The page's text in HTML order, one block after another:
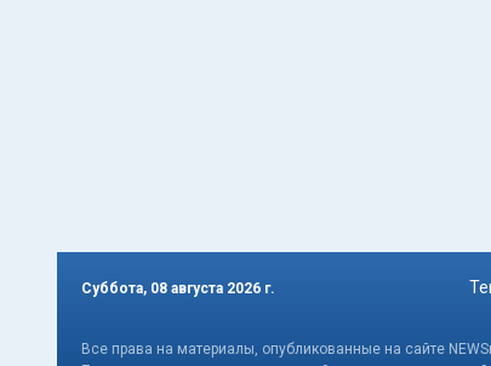
Суббота, 08 августа 2026 г.
Все права на материалы, опубликованные на сайте